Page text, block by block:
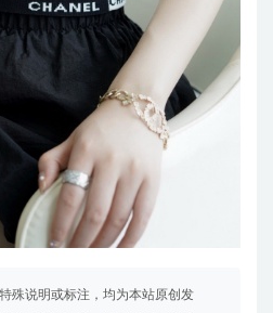
殊说明或标注，均为本站原创发